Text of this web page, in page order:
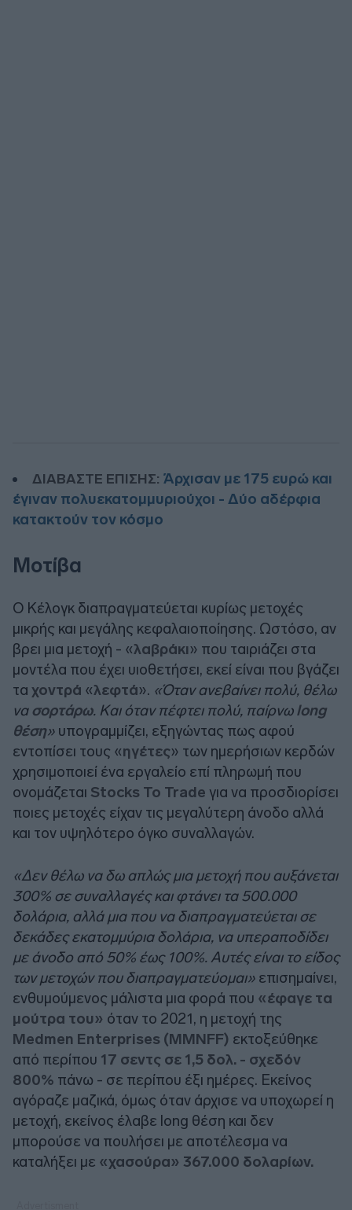
ΔΙΑΒΑΣΤΕ ΕΠΙΣΗΣ: Άρχισαν με 175 ευρώ και
έγιναν πολυεκατομμυριούχοι - Δύο αδέρφια
κατακτούν τον κόσμο
Μοτίβα
Ο Κέλογκ διαπραγματεύεται κυρίως μετοχές
μικρής και μεγάλης κεφαλαιοποίησης. Ωστόσο, αν
βρει μια μετοχή - «λαβράκι» που ταιριάζει στα
μοντέλα που έχει υιοθετήσει, εκεί είναι που βγάζει
τα χοντρά «λεφτά». «Όταν ανεβαίνει πολύ, θέλω
να σορτάρω. Και όταν πέφτει πολύ, παίρνωlong
θέση» υπογραμμίζει, εξηγώντας πως αφού
εντοπίσει τους «ηγέτες» των ημερήσιων κερδών
χρησιμοποιεί ένα εργαλείο επί πληρωμή που
ονομάζεται Stocks To Trade για να προσδιορίσει
ποιες μετοχές είχαν τις μεγαλύτερη άνοδο αλλά
και τον υψηλότερο όγκο συναλλαγών.
«Δεν θέλω να δω απλώς μια μετοχή που αυξάνεται
300% σε συναλλαγές και φτάνει τα 500.000
δολάρια, αλλά μια που να διαπραγματεύεται σε
δεκάδες εκατομμύρια δολάρια, να υπεραποδίδει
με άνοδο από 50% έως 100%. Αυτές είναι το είδος
των μετοχών που διαπραγματεύομαι» επισημαίνει,
ενθυμούμενος μάλιστα μια φορά που «έφαγε τα
μούτρα του» όταν το 2021, η μετοχή της
Medmen Enterprises (MMNFF) εκτοξεύθηκε
από περίπου 17 σεντς σε 1,5 δολ. - σχεδόν
800% πάνω - σε περίπου έξι ημέρες. Εκείνος
αγόραζε μαζικά, όμως όταν άρχισε να υποχωρεί η
μετοχή, εκείνος έλαβε long θέση και δεν
μπορούσε να πουλήσει με αποτέλεσμα να
καταλήξει με «χασούρα» 367.000 δολαρίων.